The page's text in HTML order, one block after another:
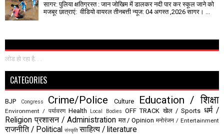
सागर: पुलिया क्षतिग्रस्त : जान जोखिम में डालकर नदी पार कर स्कूल जाने को
मजबूर छात्राएं: वीडियो वायरल तीनबत्ती न्यूज: 04 अगस्त ,2026 सागर। ...
लोड हो रहा है. . .
CATEGORIES
BJP Congress Crime/Police Culture Education / शिक्षा
Environment / पर्यावरण Health Local Bodies OFF TRACK खेल / Sports धर्म /
Religion प्रशासन / Administration मत / Opinion मनोरंजन / Entertainment
राजनीति / Political संस्कृति साहित्य / literature